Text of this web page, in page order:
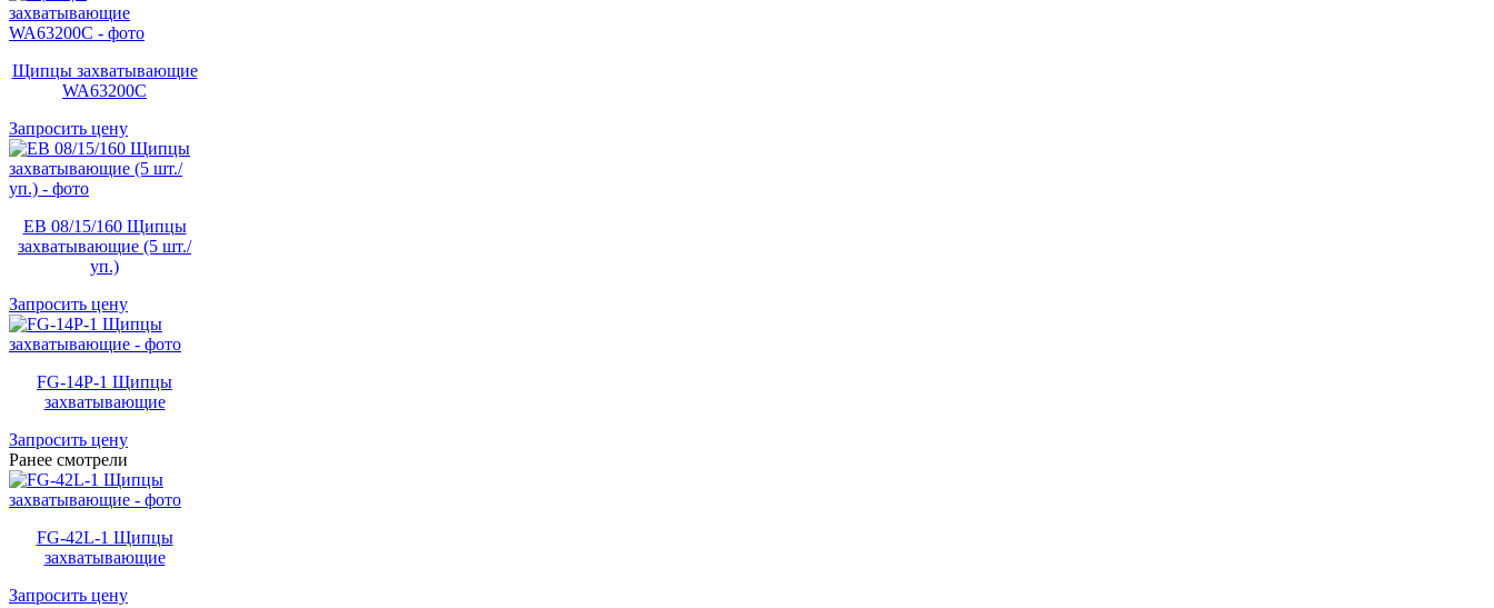
Щипцы захватывающие
WA63200C
Запросить цену
EB 08/15/160 Щипцы
захватывающие (5 шт./
уп.)
Запросить цену
FG-14P-1 Щипцы
захватывающие
Запросить цену
Ранее смотрели
FG-42L-1 Щипцы
захватывающие
Запросить цену